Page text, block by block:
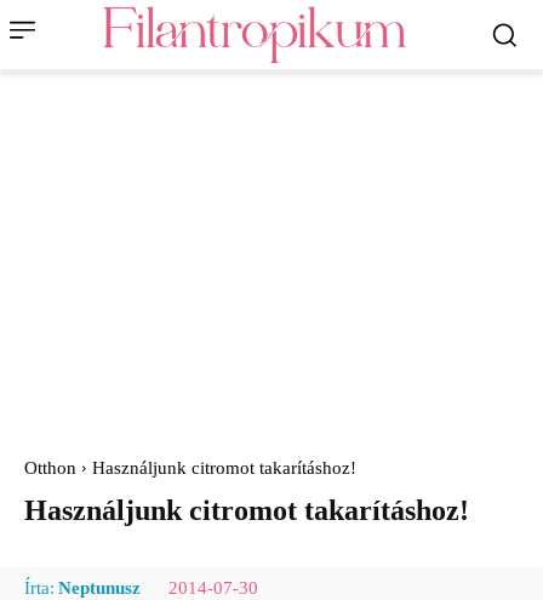
Otthon Használjunk citromot takarításhoz!
Használjunk citromot takarításhoz!
Írta: Neptunusz 2014-07-30